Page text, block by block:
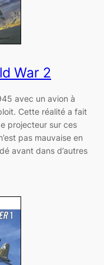
War 2
avec un avion à
Cette réalité a fait
projecteur sur ces
pas mauvaise en
avant dans d’autres